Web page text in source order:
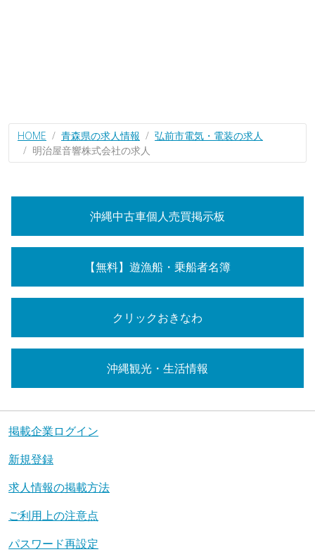
HOME 青森県の求人情報
弘前市電気・電装の求人
明治屋音響株式会社の求人
沖縄中古車個人売買掲示板
【無料】遊漁船・乗船者名簿
クリックおきなわ
沖縄観光・生活情報
掲載企業ログイン
新規登録
求人情報の掲載方法
ご利用上の注意点
パスワード再設定